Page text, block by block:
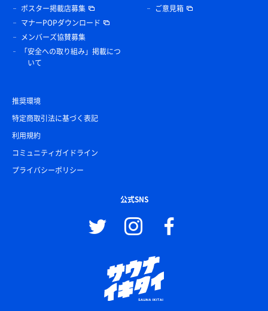
ポスター掲載店募集
マナーPOPダウンロード
メンバーズ協賛募集
「安全への取り組み」掲載につ
いて
ご意見箱
推奨環境
特定商取引法に基づく表記
利用規約
コミュニティガイドライン
プライバシーポリシー
公式SNS